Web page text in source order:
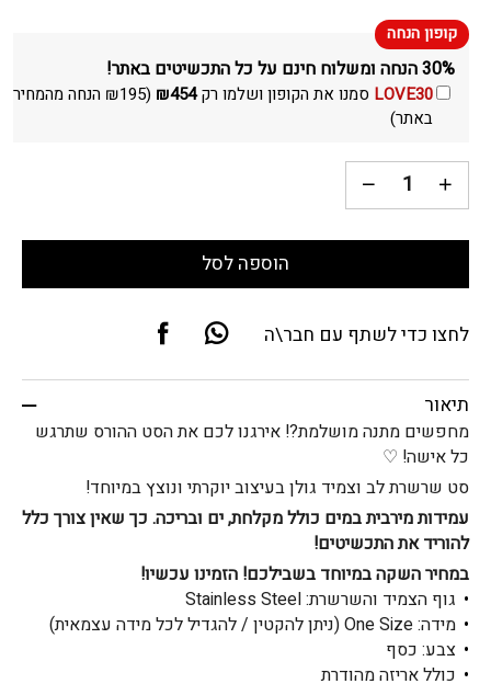
30% הנחה ומשלוח חינם על כל התכשיטים באתר!
LOVE30 סמנו את הקופון ושלמו רק ₪454
(
₪195
הנחה מהמחיר
באתר)
הוספה לסל
לחצו כדי לשתף עם חבר\ה
תיאור
מחפשים מתנה מושלמת?! אירגנו לכם את הסט ההורס שתרגש
כל אישה! ♡
סט שרשרת לב וצמיד גולן בעיצוב יוקרתי ונוצץ במיוחד!
עמידות מירבית במים כולל מקלחת, ים ובריכה. כך שאין צורך כלל
להוריד את התכשיטים!
במחיר השקה במיוחד בשבילכם! הזמינו עכשיו!
גוף הצמיד והשרשרת: Stainless Steel
מידה: One Size (ניתן להקטין / להגדיל לכל מידה עצמאית)
צבע: כסף
כולל אריזה מהודרת